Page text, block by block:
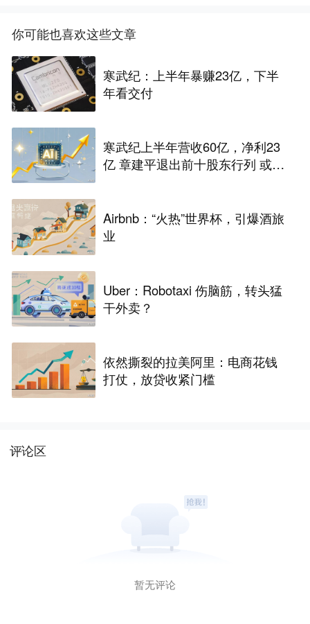
你可能也喜欢这些文章
寒武纪：上半年暴赚23亿，下半
年看交付
寒武纪上半年营收60亿，净利23
亿 章建平退出前十股东行列 或套
Airbnb：“火热”世界杯，引爆酒旅
业
Uber：Robotaxi 伤脑筋，转头猛
干外卖？
依然撕裂的拉美阿里：电商花钱
打仗，放贷收紧门槛
评论区
暂无评论